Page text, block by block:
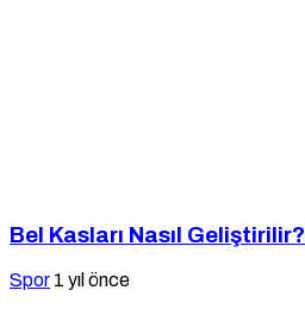
Bel Kasları Nasıl Geliştirilir?
Spor 1 yıl önce